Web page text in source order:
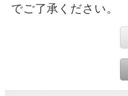
でご了承ください。